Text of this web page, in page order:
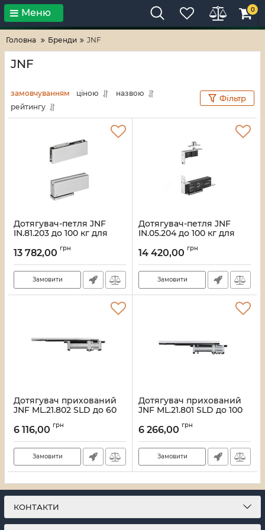
Тільки високі технології! RV-ZAFT
Меню 0
Головна Бренди JNF
JNF
замовчуванням ціною
назвою
рейтингу
Фільтр
Дотягувач-петля JNF
IN.81.203 до 100 кг для
Артикул:37614
13 782,00 грн
Замовити
Дотягувач-петля JNF
IN.05.204 до 100 кг для
Артикул:37613
14 420,00 грн
Замовити
Дотягувач прихований
JNF ML.21.802 SLD до 60
Артикул:37612
6 116,00 грн
Замовити
Дотягувач прихований
JNF ML.21.801 SLD до 100
Артикул:37611
6 266,00 грн
Замовити
КОНТАКТИ